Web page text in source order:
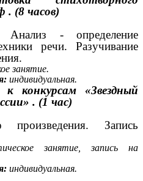
. (8 часов)
Анализ - определение
речи. Разучивание
занятие.
индивидуальная.
к конкурсам «Звездный
. (1 час)
произведения. Запись
занятие, запись на
индивидуальная.